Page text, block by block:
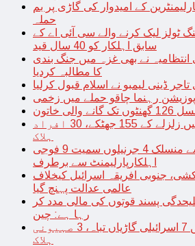
کے امیدوار کی گاڑی پر بم
حملہ
ٹولز لیک کرنے والے سی آئی اے کے
سابق اہلکار کو 40 سال قید
نے بھی غزہ میں جنگ بندی
کا مطالبہ کردیا
ڈینی لیمبو نے اسلام قبول کرلیا
رہنما چاقو حملے میں زخمی
گانے والی خاتون
جاپان میں ایک دن میں زلزلے کے 155 جھٹکے، 30 افراد
ہلاک
چین؛ میزائل یونٹ سے منسلک 4 جرنیلوں سمیت 9 فوجی
اہلکارپارلیمنٹ سے برطرف
جنوبی افریقہ اسرائیل کیخلاف
عالمی عدالت پہنچ گیا
پسند قوتوں کی مالی مدد کر
رہا ہے: چین
حماس کے حملوں میں 7 اسرائیلی گاڑیاں تباہ، 3 صہیونی
ہلاک